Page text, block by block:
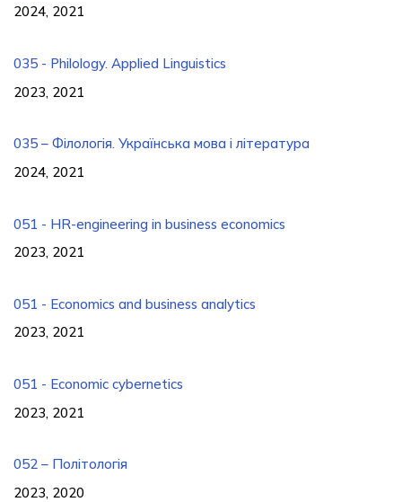
2024, 2021
035 - Philology. Applied Linguistics
2023, 2021
035 – Філологія. Українська мова і література
2024, 2021
051 - HR-engineering in business economics
2023, 2021
051 - Economics and business analytics
2023, 2021
051 - Economic cybernetics
2023, 2021
052 – Політологія
2023, 2020